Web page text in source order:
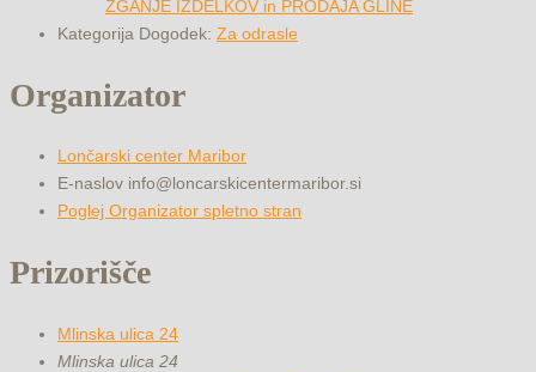
ŽGANJE IZDELKOV in PRODAJA GLINE
Kategorija Dogodek: Za odrasle
Organizator
Lončarski center Maribor
E-naslov info@loncarskicentermaribor.si
Poglej Organizator spletno stran
Prizorišče
Mlinska ulica 24
Mlinska ulica 24